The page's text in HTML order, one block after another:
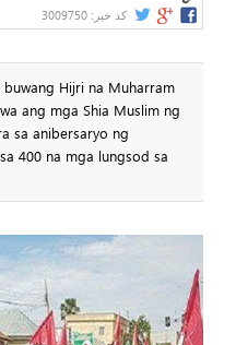
کد خبر: 3009750
Hijri na Muharram
ang mga Shia Muslim ng
sa anibersaryo ng
400 na mga lungsod sa